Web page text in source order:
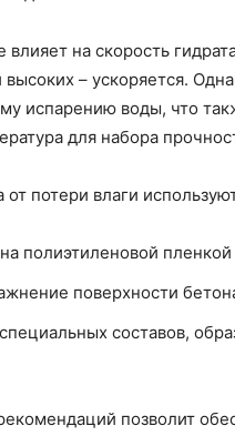
влияет на скорость
высоких – ускоряется.
испарению воды, что
для набора
потери влаги
полиэтиленовой
поверхности
составов,
позволит